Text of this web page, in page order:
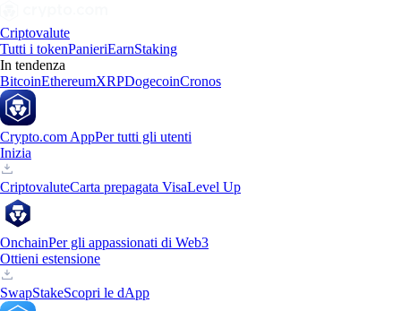
Criptovalute
Tutti i tokenPanieriEarnStaking
In tendenza
BitcoinEthereumXRPDogecoinCronos
Crypto.com AppPer tutti gli utenti
Inizia
CriptovaluteCarta prepagata VisaLevel Up
OnchainPer gli appassionati di Web3
Ottieni estensione
SwapStakeScopri le dApp